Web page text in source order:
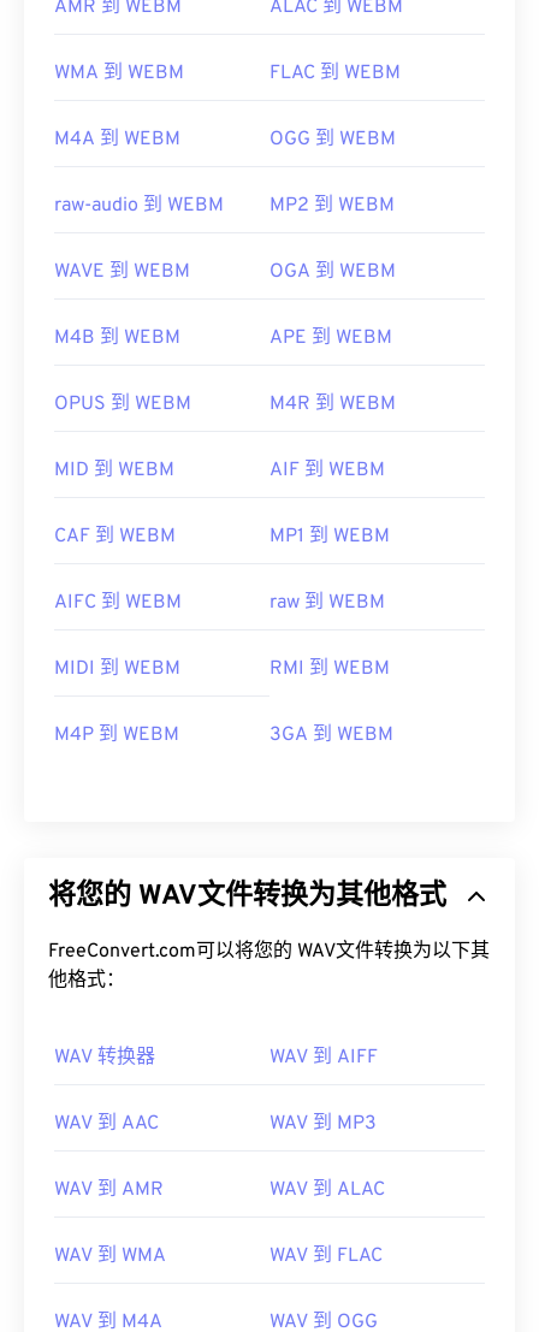
00 00 00
00 00 00
AMR 到 WEBM ALAC 到 WEBM
WMA 到 WEBM FLAC 到 WEBM
M4A 到 WEBM OGG 到 WEBM
raw-audio 到 WEBM MP2 到 WEBM
WAVE 到 WEBM OGA 到 WEBM
M4B 到 WEBM APE 到 WEBM
OPUS 到 WEBM M4R 到 WEBM
MID 到 WEBM AIF 到 WEBM
CAF 到 WEBM MP1 到 WEBM
AIFC 到 WEBM raw 到 WEBM
MIDI 到 WEBM RMI 到 WEBM
M4P 到 WEBM 3GA 到 WEBM
将您的 WAV文件转换为其他格式
FreeConvert.com可以将您的 WAV文件转换为以下其
他格式：
WAV 转换器 WAV 到 AIFF
WAV 到 AAC WAV 到 MP3
WAV 到 AMR WAV 到 ALAC
WAV 到 WMA WAV 到 FLAC
WAV 到 M4A WAV 到 OGG